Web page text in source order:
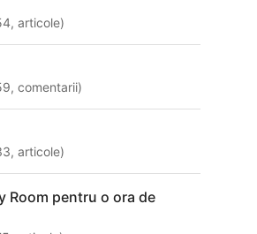
,articole)
,comentarii)
,articole)
Room pentru o ora de